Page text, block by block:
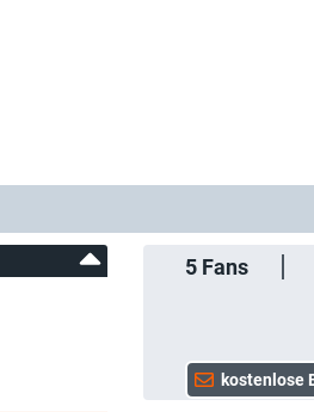
5 Fans